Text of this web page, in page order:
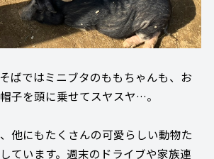
ばではミニブタのももちゃんも、お
子を頭に乗せてスヤスヤ…。
他にもたくさんの可愛らしい動物た
ています。週末のドライブや家族連